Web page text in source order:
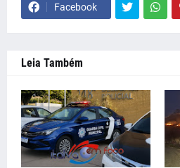
Facebook
Leia Também